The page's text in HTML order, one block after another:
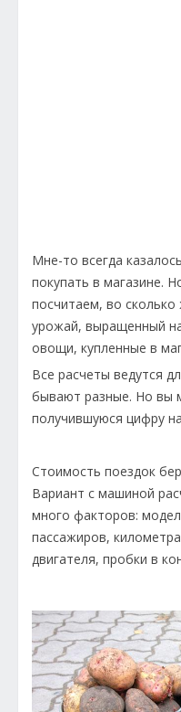
Мне-то всегда
покупать в магазине.
посчитаем, во
урожай, выращенный
овощи, купленные в
Все расчеты ведутся
бывают разные. Но вы
получившуюся цифру
Стоимость поездок
Вариант с машиной
много факторов:
пассажиров,
двигателя, пробки в